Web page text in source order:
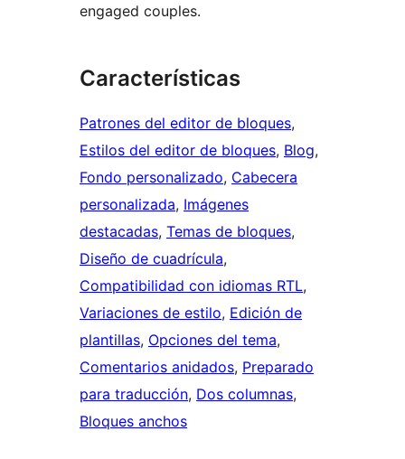
engaged couples.
Características
Patrones del editor de bloques
Estilos del editor de bloques, Blog
Fondo personalizado, Cabecera
personalizada, Imágenes
destacadas, Temas de bloques
Diseño de cuadrícula
Compatibilidad con idiomas RTL
Variaciones de estilo, Edición de
plantillas, Opciones del tema
Comentarios anidados, Preparado
para traducción, Dos columnas
Bloques anchos